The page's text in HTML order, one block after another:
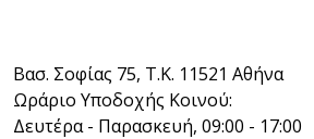
Βασ. Σοφίας 75, Τ.Κ. 11521 Αθήνα
Ωράριο Υποδοχής Κοινού:
Δευτέρα - Παρασκευή, 09:00 - 17:00